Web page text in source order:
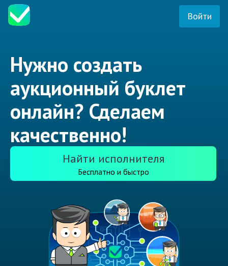
Войти
Нужно создать
аукционный буклет
онлайн? Сделаем
качественно!
Найти исполнителя
Бесплатно и быстро